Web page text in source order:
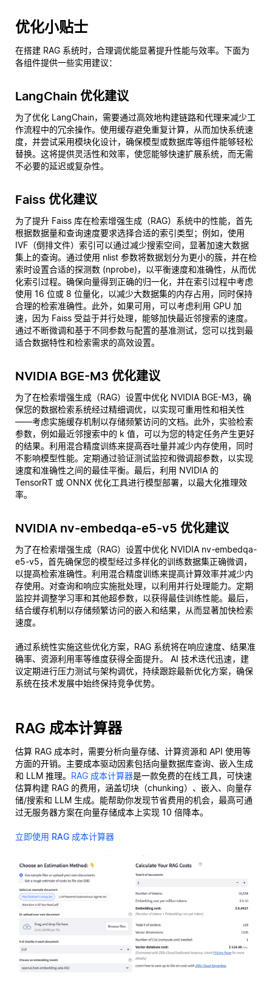
优化小贴士
在搭建 RAG 系统时，合理调优能显著提升性能与效率。下面为
各组件提供一些实用建议：
LangChain 优化建议
为了优化 LangChain，需要通过高效地构建链路和代理来减少工
作流程中的冗余操作。使用缓存避免重复计算，从而加快系统速
度，并尝试采用模块化设计，确保模型或数据库等组件能够轻松
替换。这将提供灵活性和效率，使您能够快速扩展系统，而无需
不必要的延迟或复杂性。
Faiss 优化建议
为了提升 Faiss 库在检索增强生成（RAG）系统中的性能，首先
根据数据量和查询速度要求选择合适的索引类型；例如，使用
IVF（倒排文件）索引可以通过减少搜索空间，显著加速大数据
集上的查询。通过使用 nlist 参数将数据划分为更小的簇，并在检
索时设置合适的探测数 (nprobe)，以平衡速度和准确性，从而优
化索引过程。确保向量得到正确的归一化，并在索引过程中考虑
使用 16 位或 8 位量化，以减少大数据集的内存占用，同时保持
合理的检索准确性。此外，如果可用，可以考虑利用 GPU 加
速，因为 Faiss 受益于并行处理，能够加快最近邻搜索的速度。
通过不断微调和基于不同参数与配置的基准测试，您可以找到最
适合数据特性和检索需求的高效设置。
NVIDIA BGE-M3 优化建议
为了在检索增强生成（RAG）设置中优化 NVIDIA BGE-M3，确
保您的数据检索系统经过精细调优，以实现可重用性和相关性
——考虑实施缓存机制以存储频繁访问的文档。此外，实验检索
参数，例如最近邻搜索中的 k 值，可以为您的特定任务产生更好
的结果。利用混合精度训练来提高吞吐量并减少内存使用，同时
不影响模型性能。定期通过验证测试监控和微调超参数，以实现
速度和准确性之间的最佳平衡。最后，利用 NVIDIA 的
TensorRT 或 ONNX 优化工具进行模型部署，以最大化推理效
率。
NVIDIA nv-embedqa-e5-v5 优化建议
为了在检索增强生成（RAG）设置中优化 NVIDIA nv-embedqa-
e5-v5，首先确保您的模型经过多样化的训练数据集正确微调，
以提高检索准确性。利用混合精度训练来提高计算效率并减少内
存使用。对查询和响应实施批处理，以利用并行处理能力。定期
监控并调整学习率和其他超参数，以获得最佳训练性能。最后，
结合缓存机制以存储频繁访问的嵌入和结果，从而显著加快检索
速度。
通过系统性实施这些优化方案，RAG 系统将在响应速度、结果准
确率、资源利用率等维度获得全面提升。 AI 技术迭代迅速，建
议定期进行压力测试与架构调优，持续跟踪最新优化方案，确保
系统在技术发展中始终保持竞争优势。
RAG 成本计算器
估算 RAG 成本时，需要分析向量存储、计算资源和 API 使用等
方面的开销。主要成本驱动因素包括向量数据库查询、嵌入生成
和 LLM 推理。 RAG 成本计算器是一款免费的在线工具，可快速
估算构建 RAG 的费用，涵盖切块（chunking）、嵌入、向量存
储/搜索和 LLM 生成。能帮助你发现节省费用的机会，最高可通
过无服务器方案在向量存储成本上实现 10 倍降本。
立即使用 RAG 成本计算器